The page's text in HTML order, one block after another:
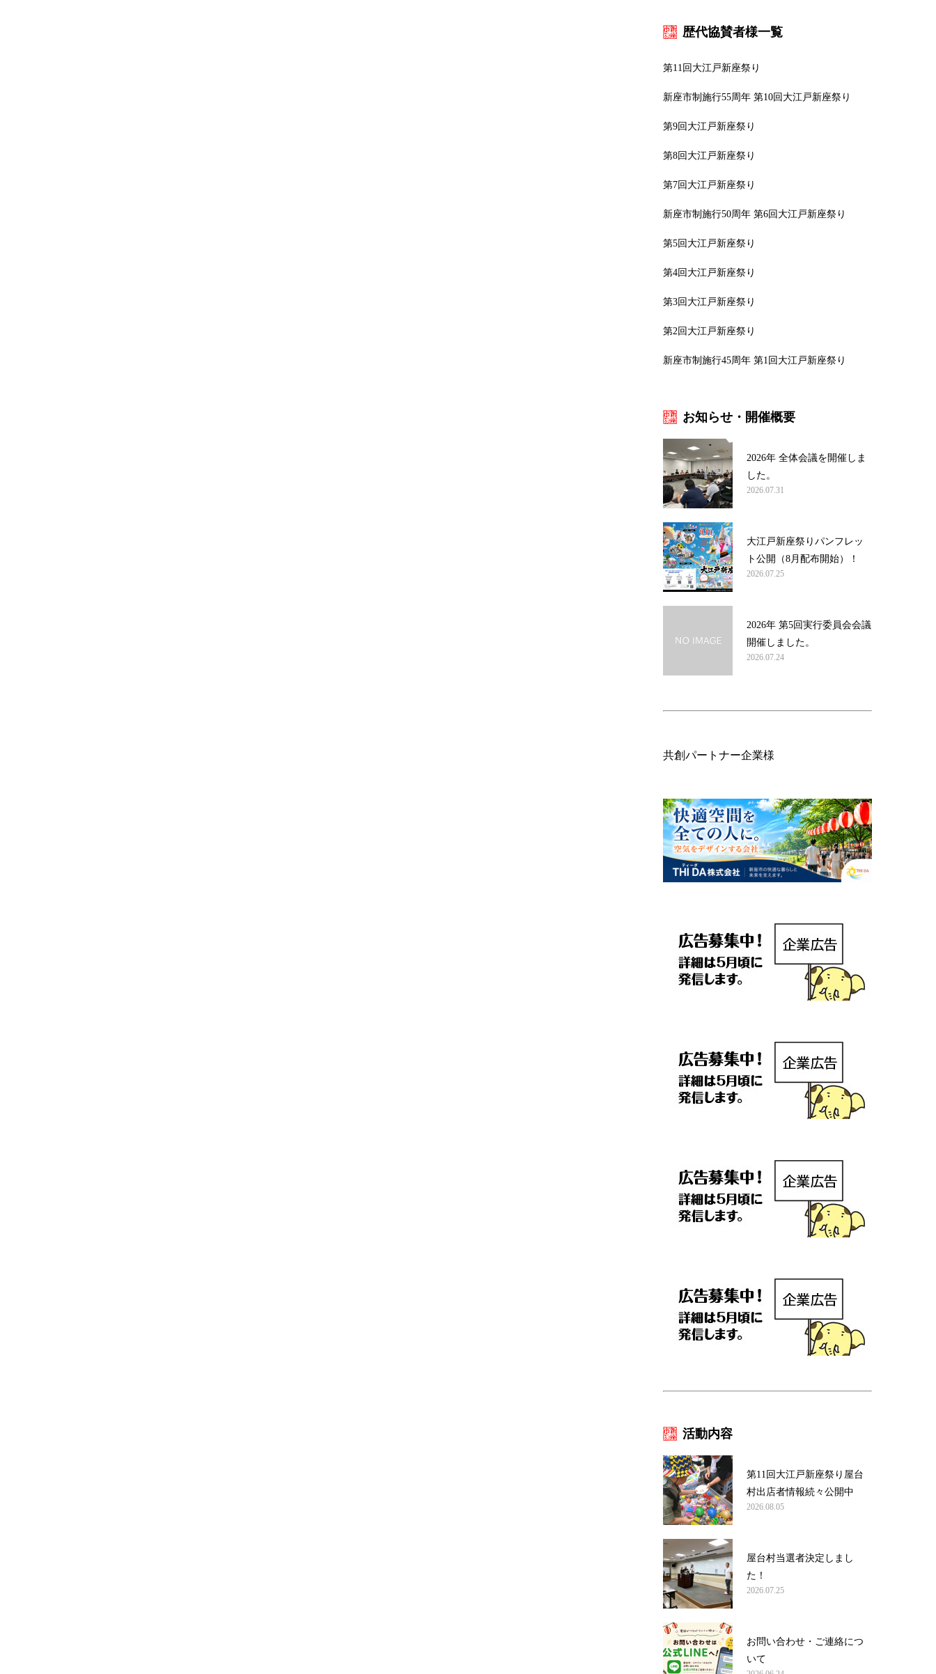
歴代協賛者様一覧
第11回大江戸新座祭り
新座市制施行55周年 第10回大江戸新座祭り
第9回大江戸新座祭り
第8回大江戸新座祭り
第7回大江戸新座祭り
新座市制施行50周年 第6回大江戸新座祭り
第5回大江戸新座祭り
第4回大江戸新座祭り
第3回大江戸新座祭り
第2回大江戸新座祭り
新座市制施行45周年 第1回大江戸新座祭り
お知らせ・開催概要
2026年 全体会議を開催しま
した。
2026.07.31
大江戸新座祭りパンフレッ
ト公開（8月配布開始）！
2026.07.25
2026年 第5回実行委員会会議
開催しました。
2026.07.24
共創パートナー企業様
活動内容
第11回大江戸新座祭り屋台
村出店者情報続々公開中
2026.08.05
屋台村当選者決定しまし
た！
2026.07.25
お問い合わせ・ご連絡につ
いて